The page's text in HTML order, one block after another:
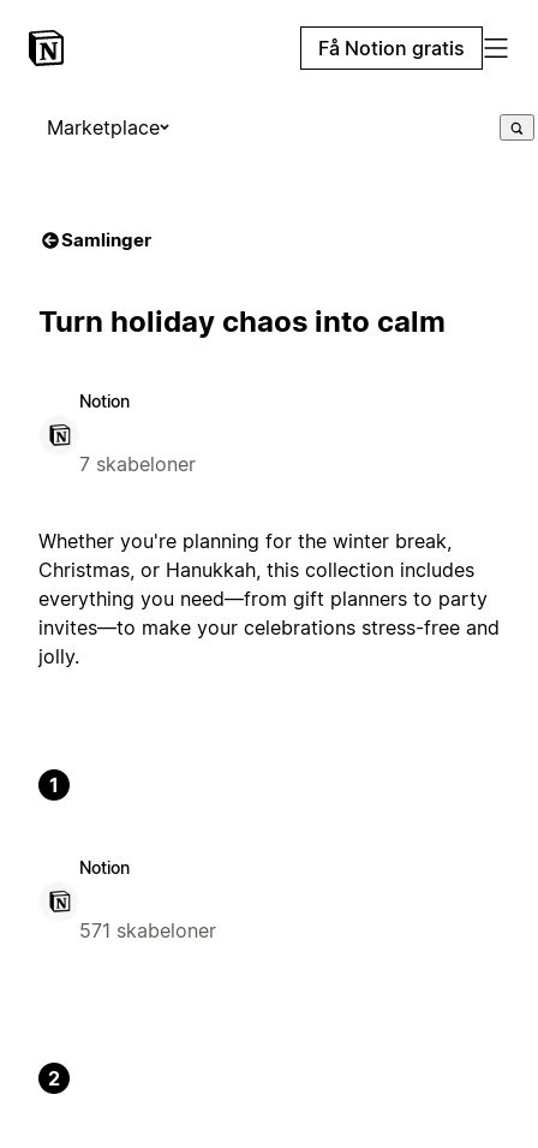
Få Notion gratis
Marketplace
Samlinger
Turn holiday chaos into calm
Notion
7 skabeloner
Whether you're planning for the winter break,
Christmas, or Hanukkah, this collection includes
everything you need—from gift planners to party
invites—to make your celebrations stress-free and
jolly.
1
Notion
571 skabeloner
2